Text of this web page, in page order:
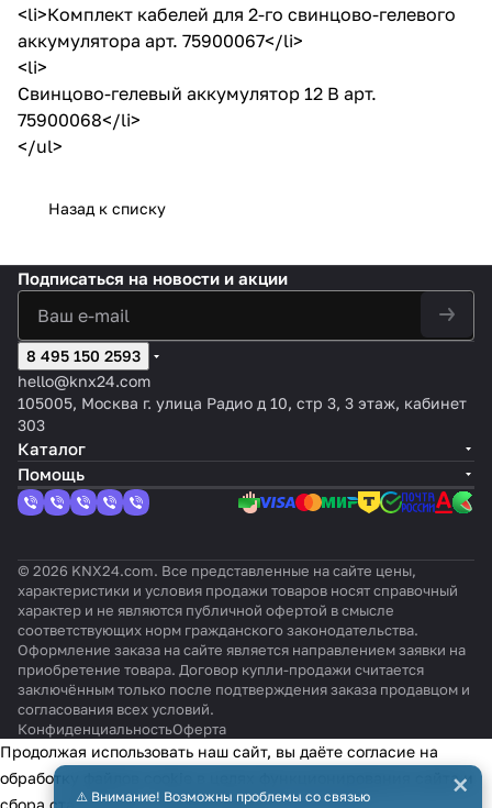
<li>Комплект кабелей для 2-го свинцово-гелевого
аккумулятора арт. 75900067</li>
<li>
Cвинцово-гелевый аккумулятор 12 В арт.
75900068</li>
</ul>
Назад к списку
Подписаться на новости и акции
8 495 150 2593
hello@knx24.com
105005, Москва г. улица Радио д 10, стр 3, 3 этаж, кабинет
303
Каталог
Помощь
© 2026 KNX24.com. Все представленные на сайте цены,
характеристики и условия продажи товаров носят справочный
характер и не являются публичной офертой в смысле
соответствующих норм гражданского законодательства.
Оформление заказа на сайте является направлением заявки на
приобретение товара. Договор купли-продажи считается
заключённым только после подтверждения заказа продавцом и
согласования всех условий.
КонфиденциальностьОферта
⚠️ Внимание! Возможны проблемы со связью ×
Продолжая использовать наш сайт, вы даёте согласие на
обработку файлов cookie в целях функционирования сайта и
сбора статистики в соответствии сполитикой